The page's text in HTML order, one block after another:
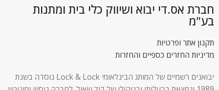
חברת אס.די יבוא ושיווק כלי בית ומתנות
בע"מ
תקנון אתר ופרטיות
מדיניות החזרים כספיים והחזרות
יבואנים רשמיים של המותג הבינלאומי Lock & Lock נוסדה בשנת